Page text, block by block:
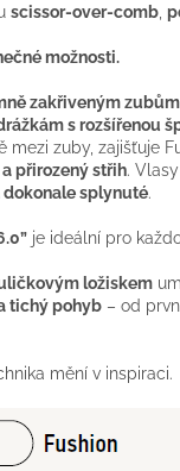
scissor-over-comb
možnosti.
zakřiveným
s rozšířenou
mezi zuby, zajišťuje
přirozený střih.
dokonale splynuté.
je ideální pro
ložiskem
tichý pohyb – od
mění v inspiraci.